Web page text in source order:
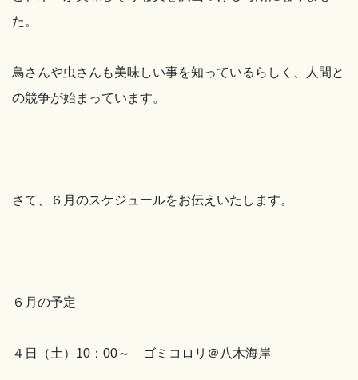
た。
鳥さんや虫さんも美味しい事を知っているらしく、人間と
の競争が始まっています。
さて、６月のスケジュールをお伝えいたします。
６月の予定
４日（土）10：00～ ゴミコロリ＠八木海岸